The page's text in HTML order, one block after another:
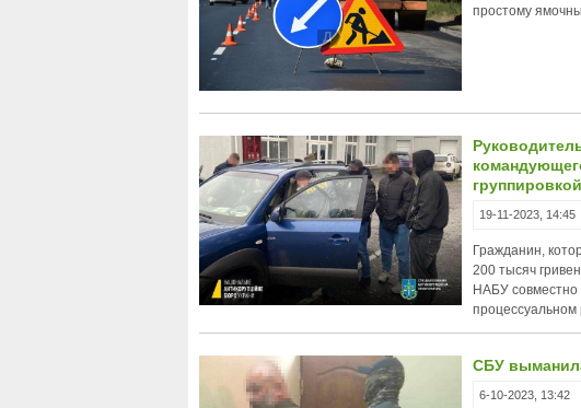
простому
19-11-2023, 14:45
Гражданин,
200 тысяч
НАБУ совместно
процессуальном
СБУ
6-10-2023, 13:42